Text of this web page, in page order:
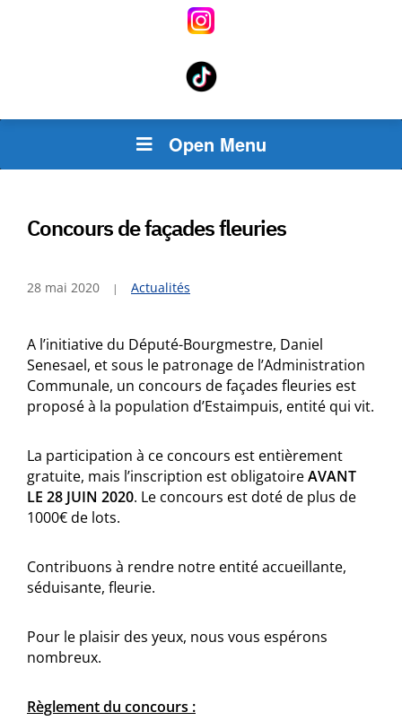
Open Menu
Concours de façades fleuries
28 mai 2020 Actualités
A l’initiative du Député-Bourgmestre, Daniel
Senesael, et sous le patronage de l’Administration
Communale, un concours de façades fleuries est
proposé à la population d’Estaimpuis, entité qui vit.
La participation à ce concours est entièrement
gratuite, mais l’inscription est obligatoireAVANT
LE 28 JUIN 2020. Le concours est doté de plus de
1000€ de lots.
Contribuons à rendre notre entité accueillante,
séduisante, fleurie.
Pour le plaisir des yeux, nous vous espérons
nombreux.
Règlement du concours :